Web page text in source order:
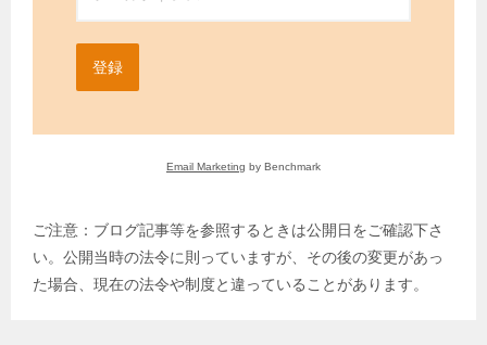
登録
Email Marketing by Benchmark
ご注意：ブログ記事等を参照するときは公開日をご確認下さ
い。公開当時の法令に則っていますが、その後の変更があっ
た場合、現在の法令や制度と違っていることがあります。